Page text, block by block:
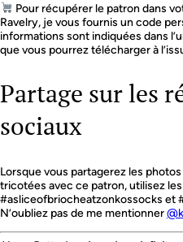
Pour récupérer le patron dans
Ravelry, je vous fournis un code
informations sont indiquées dans
que vous pourrez télécharger à
Partage sur les
sociaux
Lorsque vous partagerez les
tricotées avec ce patron, utilisez
#asliceofbriocheatzonkossocks et
N’oubliez pas de me mentionner